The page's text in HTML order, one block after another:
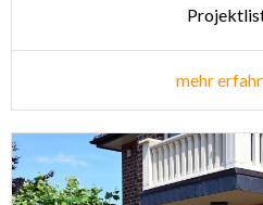
mehr